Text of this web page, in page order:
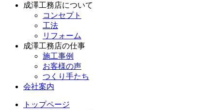
成澤工務店について
コンセプト
工法
リフォーム
成澤工務店の仕事
施工事例
お客様の声
つくり手たち
会社案内
トップページ